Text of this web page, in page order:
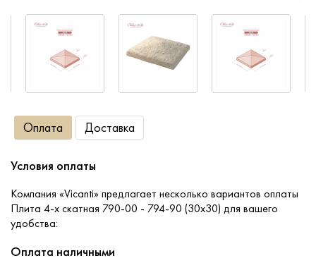
Портфолио
Контакты
Оплата Доставка
Условия оплаты
Компания «Vicanti» предлагает несколько вариантов оплаты
Плита 4-х скатная 790-00 - 794-90 (30x30) для вашего
удобства:
Оплата наличными